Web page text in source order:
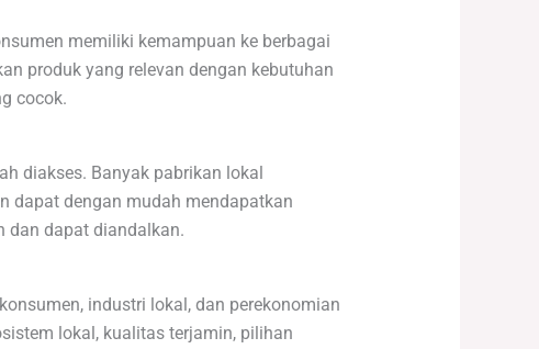
memiliki kemampuan ke berbagai
produk yang relevan dengan kebutuhan
cocok.
diakses. Banyak pabrikan lokal
dapat dengan mudah mendapatkan
dan dapat diandalkan.
industri lokal, dan perekonomian
lokal, kualitas terjamin, pilihan